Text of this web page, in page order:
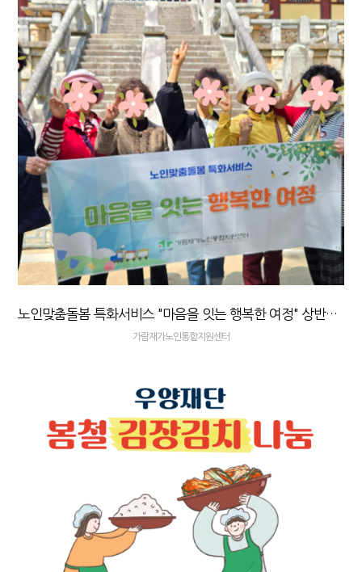
노인맞춤돌봄 특화서비스 "마음을 잇는 행복한 여정" 상반기 나들이 실시
가람재가노인통합지원센터